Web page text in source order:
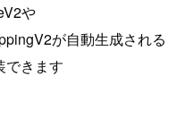
や
が自動生成される
できます